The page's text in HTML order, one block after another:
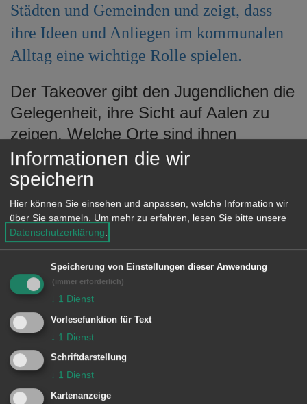
Städten und Gemeinden und zeigt, dass
ihre Ideen und Anliegen im kommunalen
Alltag eine wichtige Rolle spielen.
Der Takeover gibt den Jugendlichen die
Gelegenheit, ihre Sicht auf Aalen zu
zeigen. Welche Orte sind ihnen
besonders wichtig, wo verbringen sie
ihre Freizeit, welche Angebote und
Treffpunkte machen die Stadt
lebenswert und was wünschen sie sich
für Aalen? Gleichzeitig soll sichtbar
gemacht werden, wie sich Jugendliche
über den Jugendgemeinderat in die
Gestaltung ihrer Stadt einbringen. Ziel
ist es, authentische Einblicke zu geben,
junge Stimmen ernst zu nehmen und
zu zeigen, dass die Stadt ein Ort ist,
den alle aktiv mitgestalten können.
Informationen die wir
speichern
Hier können Sie einsehen und anpassen, welche Information wir
über Sie sammeln.
Um mehr zu erfahren, lesen Sie bitte unsere
Datenschutzerklärung
Speicherung von Einstellungen dieser Anwendung
(immer erforderlich)
↓ 1 Dienst
Vorlesefunktion für Text
↓ 1 Dienst
Schriftdarstellung
↓ 1 Dienst
Kartenanzeige